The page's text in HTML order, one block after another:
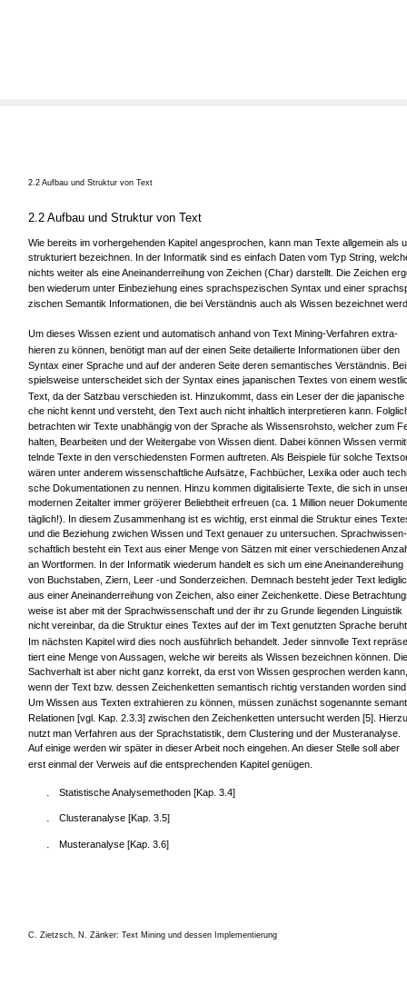
2.2 Aufbau und Struktur von Text
2.2 Aufbau und Struktur von Text
Wie bereits im vorhergehenden Kapitel angesprochen, kann man Texte allgemein als
strukturiert bezeichnen. In der Informatik sind es einfach Daten vom Typ String,
nichts weiter als eine Aneinanderreihung von Zeichen (Char) darstellt. Die Zeichen
ben wiederum unter Einbeziehung eines sprachspezischen Syntax und einer
zischen Semantik Informationen, die bei Verständnis auch als Wissen bezeichnet
Um dieses Wissen ezient und automatisch anhand von Text Mining-Verfahren extra-
hieren zu können, benötigt man auf der einen Seite detailierte Informationen über den
Syntax einer Sprache und auf der anderen Seite deren semantisches Verständnis.
spielsweise unterscheidet sich der Syntax eines japanischen Textes von einem
Text, da der Satzbau verschieden ist. Hinzukommt, dass ein Leser der die japanische
che nicht kennt und versteht, den Text auch nicht inhaltlich interpretieren kann.
betrachten wir Texte unabhängig von der Sprache als Wissensrohsto, welcher zum
halten, Bearbeiten und der Weitergabe von Wissen dient. Dabei können Wissen
telnde Texte in den verschiedensten Formen auftreten. Als Beispiele für solche
wären unter anderem wissenschaftliche Aufsätze, Fachbücher, Lexika oder auch
sche Dokumentationen zu nennen. Hinzu kommen digitalisierte Texte, die sich in
modernen Zeitalter immer gröÿerer Beliebtheit erfreuen (ca. 1 Million neuer Dokumente
täglich!). In diesem Zusammenhang ist es wichtig, erst einmal die Struktur eines
und die Beziehung zwichen Wissen und Text genauer zu untersuchen. Sprachwissen-
schaftlich besteht ein Text aus einer Menge von Sätzen mit einer verschiedenen
an Wortformen. In der Informatik wiederum handelt es sich um eine Aneinandereihung
von Buchstaben, Ziern, Leer -und Sonderzeichen. Demnach besteht jeder Text
aus einer Aneinanderreihung von Zeichen, also einer Zeichenkette. Diese
weise ist aber mit der Sprachwissenschaft und der ihr zu Grunde liegenden Linguistik
nicht vereinbar, da die Struktur eines Textes auf der im Text genutzten Sprache
Im nächsten Kapitel wird dies noch ausführlich behandelt. Jeder sinnvolle Text
tiert eine Menge von Aussagen, welche wir bereits als Wissen bezeichnen können.
Sachverhalt ist aber nicht ganz korrekt, da erst von Wissen gesprochen werden kann,
wenn der Text bzw. dessen Zeichenketten semantisch richtig verstanden worden
Um Wissen aus Texten extrahieren zu können, müssen zunächst sogenannte
Relationen [vgl. Kap. 2.3.3] zwischen den Zeichenketten untersucht werden [5]. Hierzu
nutzt man Verfahren aus der Sprachstatistik, dem Clustering und der Musteranalyse.
Auf einige werden wir später in dieser Arbeit noch eingehen. An dieser Stelle soll aber
erst einmal der Verweis auf die entsprechenden Kapitel genügen.
· Statistische Analysemethoden [Kap. 3.4]
· Clusteranalyse [Kap. 3.5]
· Musteranalyse [Kap. 3.6]
C. Zietzsch, N. Zänker: Text Mining und dessen Implementierung